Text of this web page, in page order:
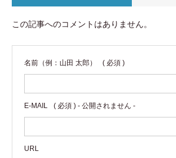
この記事へのコメントはありません。
名前（例：山田 太郎） ( 必須 )
E-MAIL ( 必須 ) - 公開されません -
URL